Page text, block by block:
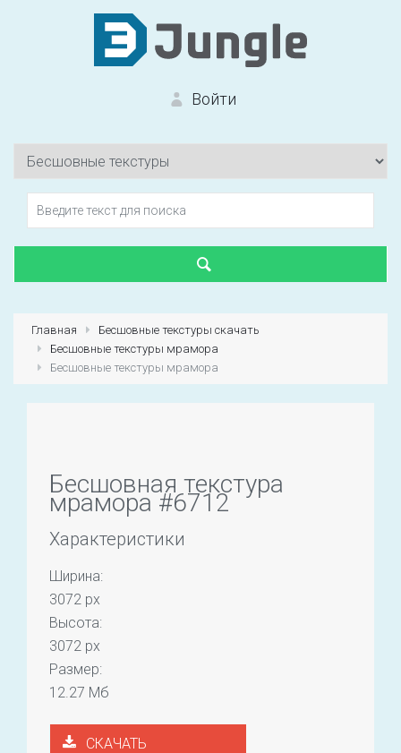
Войти
Вход на сайт
Первый раз? Зарегистрироваться
Главная
Бесшовные текстуры скачать
Бесшовные текстуры мрамора
Бесшовные текстуры мрамора
Бесшовная текстура
мрамора #6712
Характеристики
Ширина:
3072 px
Высота:
3072 px
Размер:
12.27 Мб
СКАЧАТЬ